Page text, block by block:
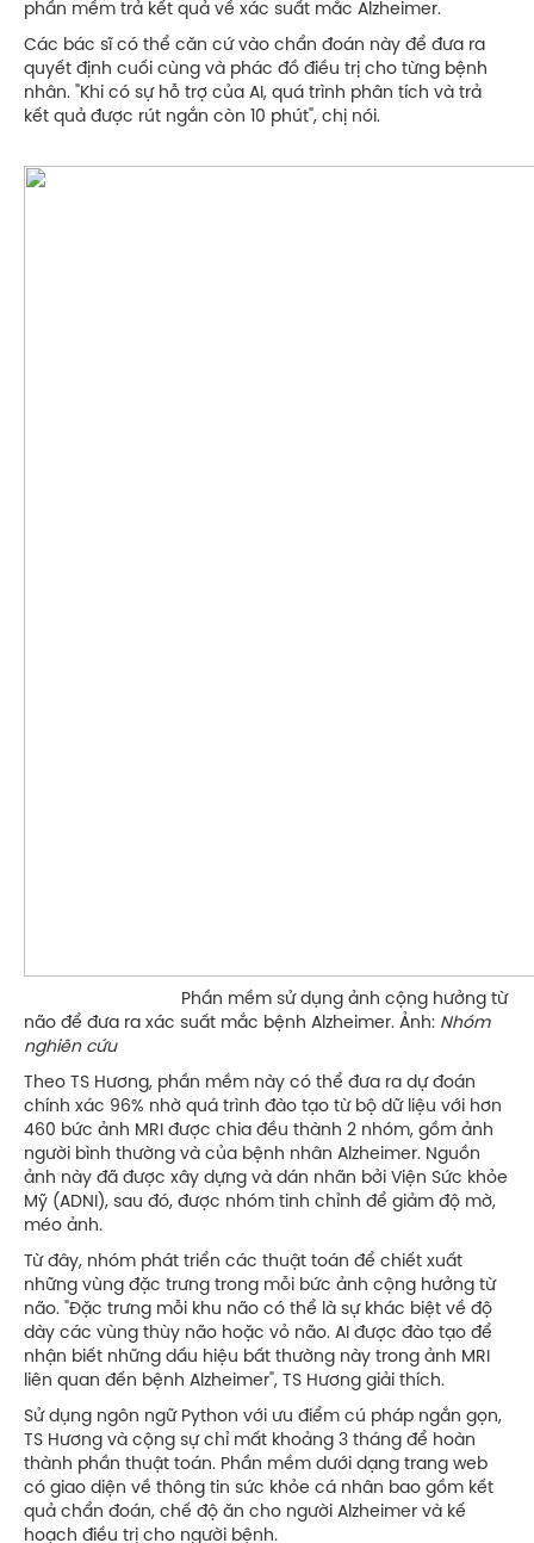
phần mềm trả kết quả về xác suất mắc Alzheimer.
Các bác sĩ có thể căn cứ vào chẩn đoán này để đưa ra
quyết định cuối cùng và phác đồ điều trị cho từng bệnh
nhân. "Khi có sự hỗ trợ của AI, quá trình phân tích và trả
kết quả được rút ngắn còn 10 phút", chị nói.
Phần mềm sử dụng ảnh cộng hưởng từ
não để đưa ra xác suất mắc bệnh Alzheimer. Ảnh: Nhóm
nghiên cứu
Theo TS Hương, phần mềm này có thể đưa ra dự đoán
chính xác 96% nhờ quá trình đào tạo từ bộ dữ liệu với hơn
460 bức ảnh MRI được chia đều thành 2 nhóm, gồm ảnh
người bình thường và của bệnh nhân Alzheimer. Nguồn
ảnh này đã được xây dựng và dán nhãn bởi Viện Sức khỏe
Mỹ (ADNI), sau đó, được nhóm tinh chỉnh để giảm độ mờ,
méo ảnh.
Từ đây, nhóm phát triển các thuật toán để chiết xuất
những vùng đặc trưng trong mỗi bức ảnh cộng hưởng từ
não. "Đặc trưng mỗi khu não có thể là sự khác biệt về độ
dày các vùng thùy não hoặc vỏ não. AI được đào tạo để
nhận biết những dấu hiệu bất thường này trong ảnh MRI
liên quan đến bệnh Alzheimer", TS Hương giải thích.
Sử dụng ngôn ngữ Python với ưu điểm cú pháp ngắn gọn,
TS Hương và cộng sự chỉ mất khoảng 3 tháng để hoàn
thành phần thuật toán. Phần mềm dưới dạng trang web
có giao diện về thông tin sức khỏe cá nhân bao gồm kết
quả chẩn đoán, chế độ ăn cho người Alzheimer và kế
hoạch điều trị cho người bệnh.